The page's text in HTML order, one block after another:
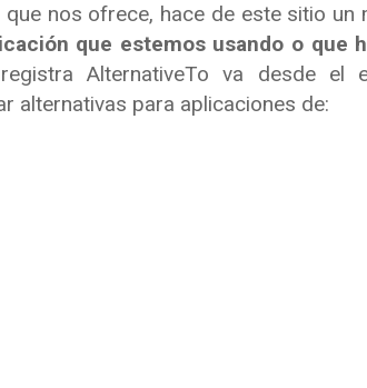
nos ofrece, hace de este sitio un
que estemos usando o que
AlternativeTo va desde el
alternativas para aplicaciones de: